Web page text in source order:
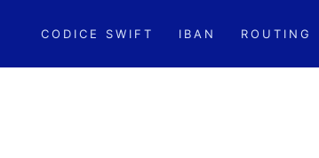
CODICE SWIFT IBAN ROUTING